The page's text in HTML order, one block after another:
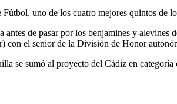
uno de los cuatro mejores quintos de
de pasar por los benjamines y
el senior de la División de Honor
se sumó al proyecto del Cádiz en